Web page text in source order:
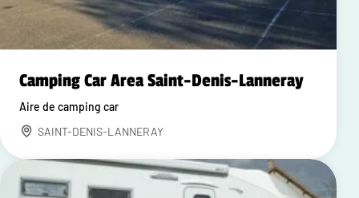
Camping Car Area Saint-Denis-Lanneray
Aire de camping car
SAINT-DENIS-LANNERAY